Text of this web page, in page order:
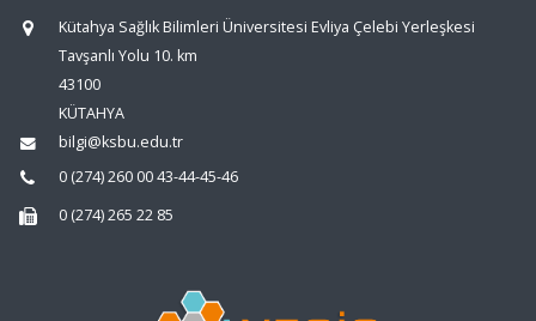
Kütahya Sağlık Bilimleri Üniversitesi Evliya Çelebi Yerleşkesi
Tavşanlı Yolu 10. km
43100
KÜTAHYA
bilgi@ksbu.edu.tr
0 (274) 260 00 43-44-45-46
0 (274) 265 22 85